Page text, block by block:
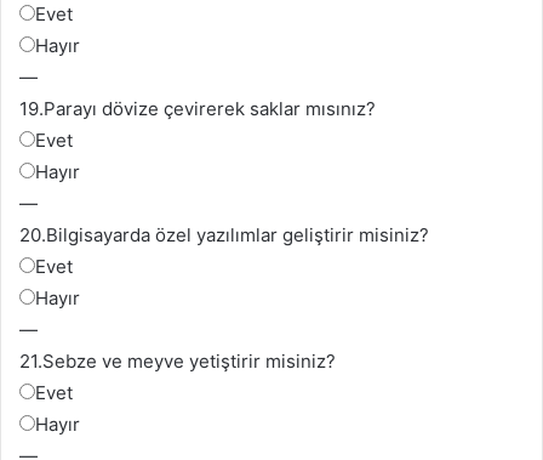
Evet
Hayır
—
19.Parayı dövize çevirerek saklar mısınız?
Evet
Hayır
—
20.Bilgisayarda özel yazılımlar geliştirir misiniz?
Evet
Hayır
—
21.Sebze ve meyve yetiştirir misiniz?
Evet
Hayır